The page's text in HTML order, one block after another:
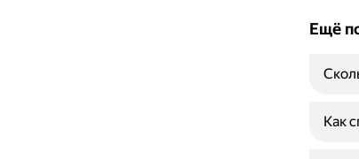
Ещё
Как